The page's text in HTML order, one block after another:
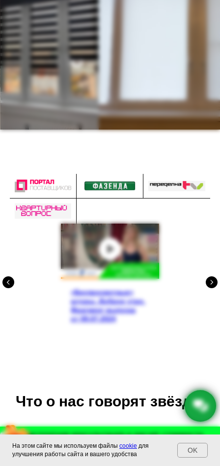
Бесплатная консультация и расчет стоимости
+74993023130
Бесплатная консультация и расчет стоимости
+74993023130
29 : 36
«Беспросветные»
шторы. Доброе утро.
Фрагмент выпуска
от 09.07.2024
Что о нас говорят звёзды
На этом сайте мы используем файлы cookie для
улучшения работы сайта и вашего удобства
OK